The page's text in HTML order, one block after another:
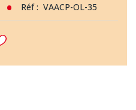
Réf : VAACP-OL-35